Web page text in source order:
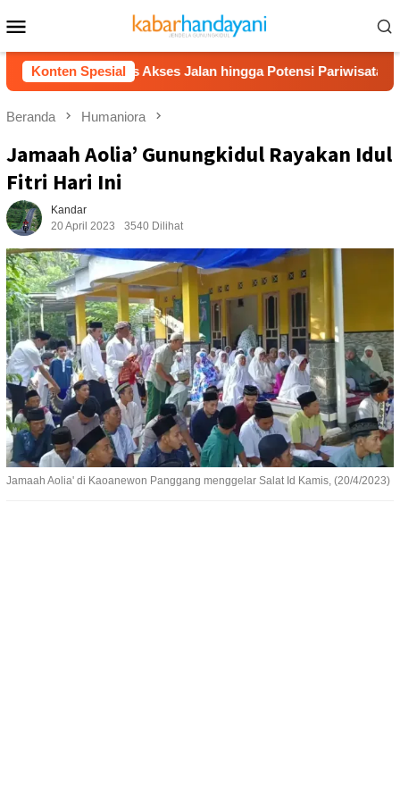
ke
kontenMobile
Konten Spesial
Bahas Akses Jalan hingga Potensi Pariwisata Film
Beranda Humaniora
Jamaah Aolia’ Gunungkidul Rayakan Idul
Fitri Hari Ini
Kandar
20 April 2023
3540 Dilihat
Jamaah Aolia' di Kaoanewon Panggang menggelar Salat Id Kamis, (20/4/2023)